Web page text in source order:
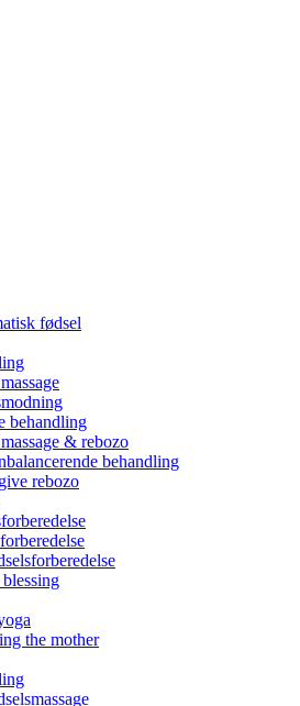
fødsel
behandling
& rebozo
behandling
rebozo
the mother